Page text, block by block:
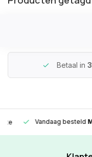
Betaal in
Vandaag besteld